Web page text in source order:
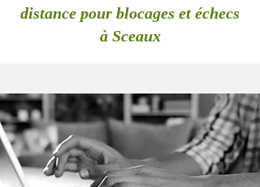
distance pour blocages et échecs
à Sceaux